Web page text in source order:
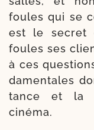
foules qui se
est le secret
foules ses
à ces
da­men­tales
tance et la
cinéma.